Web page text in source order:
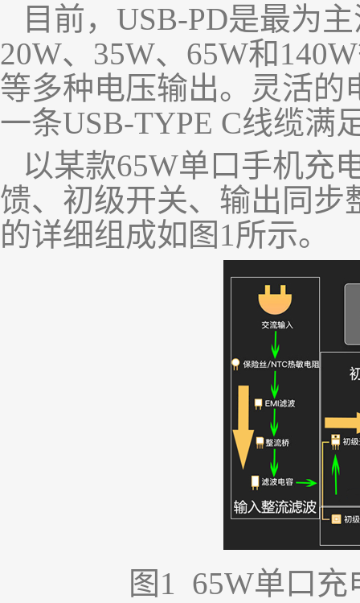
目前， USB-PD是最为
20W、 35W、 65W和 140W
等多种电压输出。灵活的
一条USB-TYPE C线缆满
以某款65W单口手机充
馈、初级开关、输出同步
的详细组成如图 1所示。
图 1 65W单口充